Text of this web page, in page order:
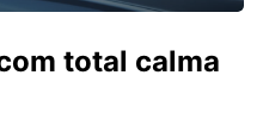
total calma